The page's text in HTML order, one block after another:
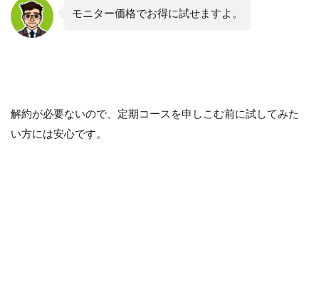
モニター価格でお得に試せますよ。
解約が必要ないので、定期コースを申しこむ前に試してみた
い方には安心です。